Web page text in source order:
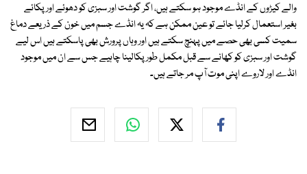
والے کیڑوں کے انڈے موجود ہو سکتے ہیں، اگر گوشت اور سبزی کو دھوئے اور پکائے
بغیراستعمال کرلیا جائے تو عین ممکن ہے کہ یہ انڈے جسم میں خون کے ذریعے دماغ
سمیت کسی بھی حصے میں پہنچ سکتے ہیں اور وہاں پرورش بھی پاسکتے ہیں اس لیے
گوشت اور سبزی کو کھانے سے قبل مکمل طور پکالینا چاہیے جس سے ان میں موجود
انڈے اور لاروے اپنی موت آپ مر جاتے ہیں۔